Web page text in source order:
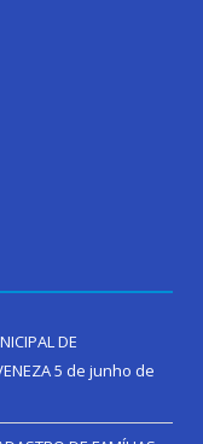
DE
5 de junho de